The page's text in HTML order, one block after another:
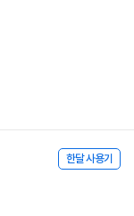
한달 사용기